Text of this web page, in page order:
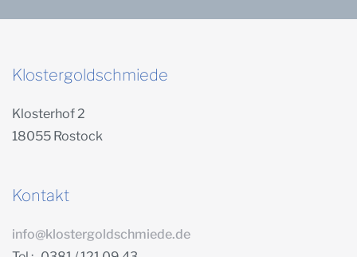
Klostergoldschmiede
Klosterhof 2
18055 Rostock
Kontakt
info@klostergoldschmiede.de